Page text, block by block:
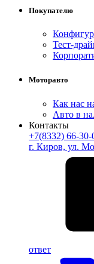
Покупателю
Тест-
Моторавто
Как нас
Авто в
Контакты
+7(8332) 66-30-
г. Киров, ул.
ответ